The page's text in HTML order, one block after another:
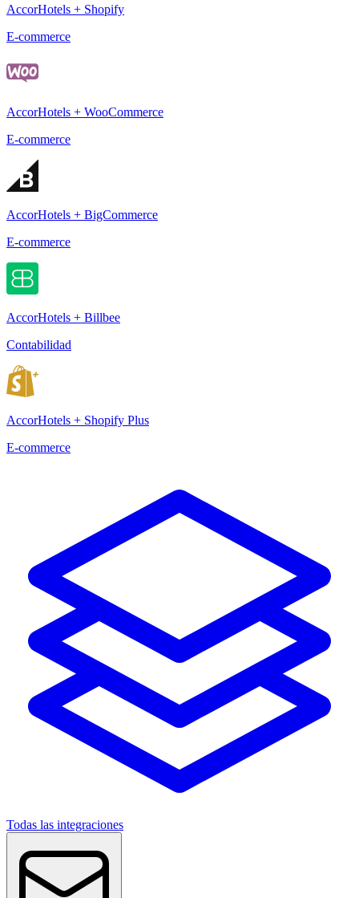
AccorHotels + Shopify
E-commerce
AccorHotels + WooCommerce
E-commerce
AccorHotels + BigCommerce
E-commerce
AccorHotels + Billbee
Contabilidad
AccorHotels + Shopify Plus
E-commerce
Todas las integraciones